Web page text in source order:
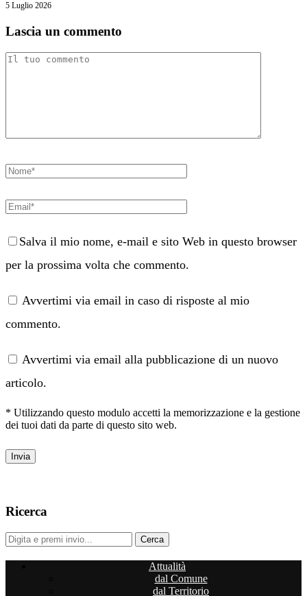
5 Luglio 2026
Lascia un commento
Salva il mio nome, e-mail e sito Web in questo browser
per la prossima volta che commento.
Avvertimi via email in caso di risposte al mio
commento.
Avvertimi via email alla pubblicazione di un nuovo
articolo.
* Utilizzando questo modulo accetti la memorizzazione e la gestione
dei tuoi dati da parte di questo sito web.
Ricerca
Attualità
dal Comune
dal Territorio